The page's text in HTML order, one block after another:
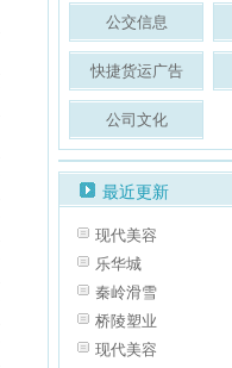
公交信息
快捷货运广告
公司文化
最近更新
现代美容
乐华城
秦岭滑雪
桥陵塑业
现代美容